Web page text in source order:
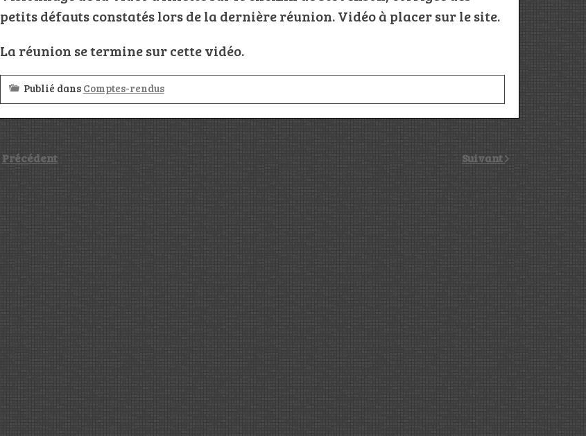
petits défauts constatés lors de la dernière réunion. Vidéo à placer sur le site.
La réunion se termine sur cette vidéo.
Publié dans Comptes-rendus
Précédent Suivant